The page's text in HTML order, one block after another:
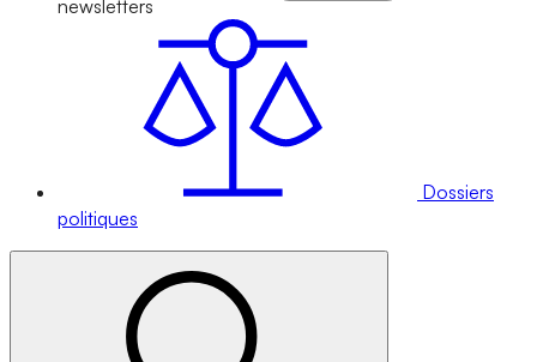
newsletters
Dossiers
politiques